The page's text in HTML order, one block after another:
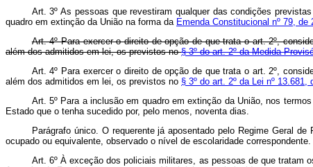
Art. 3º As pessoas que revestiram qualquer das condições
quadro em extinção da União na forma da Emenda Constitucional nº 79, de
Art. 4º Para exercer o direito de opção de que trata o art. 2º,
além dos admitidos em lei, os previstos no§ 3º do art. 2º da Medida
Art. 4º Para exercer o direito de opção de que trata o art. 2º,
além dos admitidos em lei, os previstos no § 3º do art. 2º da Lei nº 13.681,
Art. 5º Para a inclusão em quadro em extinção da União, nos
Estado que o tenha sucedido por, pelo menos, noventa dias.
Parágrafo único. O requerente já aposentado pelo Regime Geral
ocupado ou equivalente, observado o nível de escolaridade
Art. 6º À exceção dos policiais militares, as pessoas de que tratam